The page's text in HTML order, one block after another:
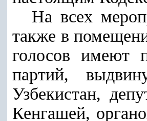
На всех
также в
голосов имеют
партий,
Узбекистан,
Кенгашей,